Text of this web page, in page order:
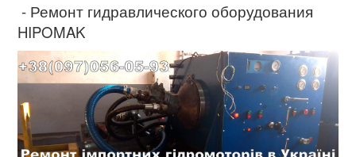
- Ремонт гидравлического оборудования
HIPOMAK